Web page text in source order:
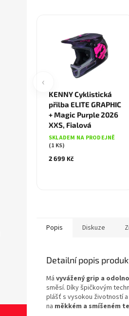
‹
KENNY Cyklistická
přilba ELITE GRAPHIC
+ Magic Purple 2026
XXS, Fialová
SKLADEM NA PRODEJNĚ
(1 KS)
2 699 Kč
Popis Diskuze
Detailní popis
Má vyvážený grip a
směsí. Díky špičkovým
plášť s vysokou životností
na měkkém a smíšeném